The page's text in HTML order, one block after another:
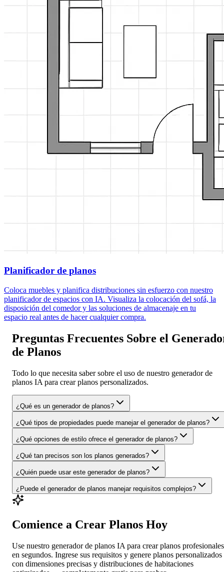
Planificador de planos
Coloca muebles y planifica distribuciones sin esfuerzo con nuestro
planificador de espacios con IA. Visualiza la colocación del sofá, la
disposición del comedor y las soluciones de almacenaje en tu
espacio real antes de hacer cualquier compra.
Preguntas Frecuentes Sobre el
de Planos
Todo lo que necesita saber sobre el uso de nuestro generador de
planos IA para crear planos personalizados.
¿Qué es un generador de planos?
¿Qué tipos de propiedades puede manejar el generador de planos?
¿Qué opciones de estilo ofrece el generador de planos?
¿Qué tan precisos son los planos generados?
¿Quién puede usar este generador de planos?
¿Puede el generador de planos manejar requisitos complejos?
Comience a Crear Planos Hoy
Use nuestro generador de planos IA para crear planos profesionales
en segundos. Ingrese sus requisitos y genere planos personalizados
con dimensiones precisas y distribuciones de habitaciones